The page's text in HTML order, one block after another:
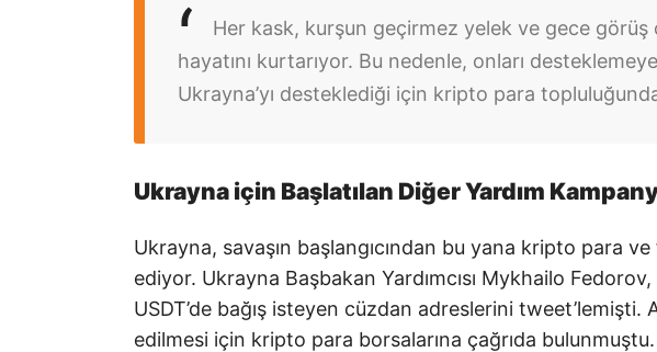
Her kask, kurşun geçirmez yelek ve gece görüş
hayatını kurtarıyor. Bu nedenle, onları
Ukrayna’yı desteklediği için kripto para
Ukrayna için Başlatılan Diğer Yardım
Ukrayna, savaşın başlangıcından bu yana kripto para
ediyor. Ukrayna Başbakan Yardımcısı Mykhailo
USDT’de bağış isteyen cüzdan adreslerini tweet’lemişti.
edilmesi için kripto para borsalarına çağrıda bulunmuştu.